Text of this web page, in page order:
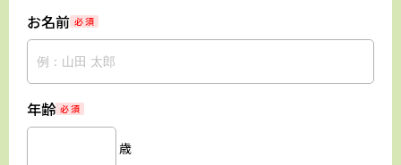
お名前 必 須
年齢 必 須
歳